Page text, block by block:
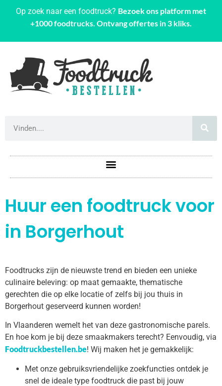
Op zoek naar een foodtruck? Bezoek ons platform met
+1000 foodtrucks. Ontvang offertes in 3 kliks.
Huur een foodtruck voor
in Borgerhout
Foodtrucks zijn de nieuwste trend en bieden een unieke
culinaire beleving: op maat gemaakte, thematische
gerechten die op elke locatie of zelfs bij jou thuis in
Borgerhout geserveerd kunnen worden!
In Vlaanderen wemelt het van deze gastronomische parels.
En hoe kom je bij deze smaakmakers terecht? Eenvoudig, via
Foodtruckbestellen.be! Wij maken het je gemakkelijk:
Met onze gebruiksvriendelijke zoekfuncties ontdek je
snel de ideale type foodtruck die past bij jouw